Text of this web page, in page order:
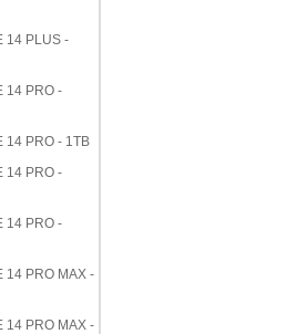
14 PLUS -
14 PRO -
14 PRO - 1TB
14 PRO -
14 PRO -
14 PRO MAX -
14 PRO MAX -